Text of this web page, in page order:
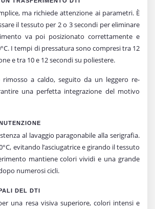
ma richiede attenzione ai parametri. È
il tessuto per 2 o 3 secondi per eliminare
va poi posizionato correttamente e
I tempi di pressatura sono compresi tra 12
e tra 10 e 12 secondi su poliestere.
a caldo, seguito da un leggero re-
una perfetta integrazione del motivo
al lavaggio paragonabile alla serigrafia.
evitando l’asciugatrice e girando il tessuto
mantiene colori vividi e una grande
numerosi cicli.
DEL DTI
una resa visiva superiore, colori intensi e